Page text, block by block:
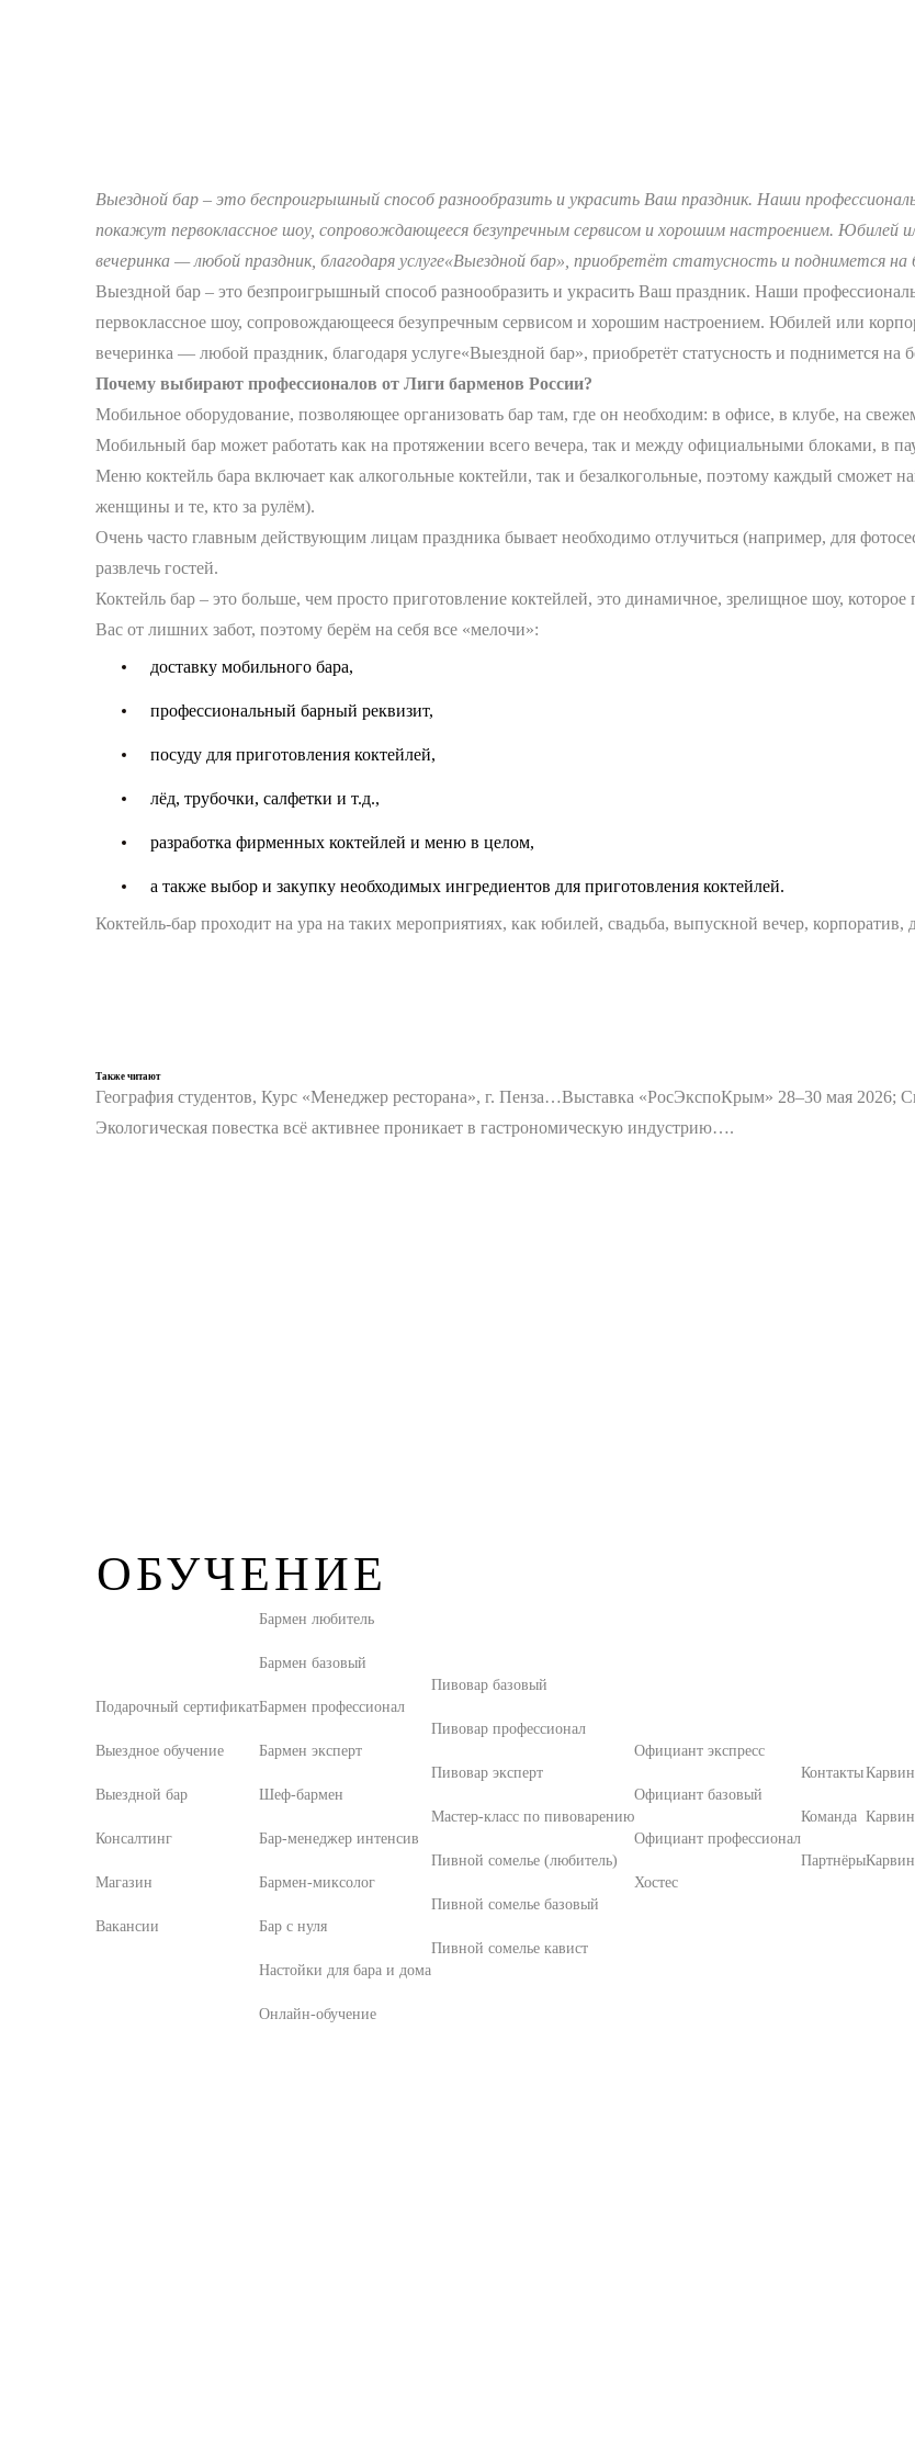
Выездной бар – это беспроигрышный способ разнообразить и украсить Ваш праздник. Наши
покажут первоклассное шоу, сопровождающееся безупречным сервисом и хорошим настроением. Юбилей
вечеринка — любой праздник, благодаря услуге«Выездной бар», приобретёт статусность и поднимется на
Выездной бар – это безпроигрышный способ разнообразить и украсить Ваш праздник. Наши
первоклассное шоу, сопровождающееся безупречным сервисом и хорошим настроением. Юбилей или
вечеринка — любой праздник, благодаря услуге«Выездной бар», приобретёт статусность и поднимется на
Почему выбирают профессионалов от Лиги барменов России?
Мобильное оборудование, позволяющее организовать бар там, где он необходим: в офисе, в клубе, на
Мобильный бар может работать как на протяжении всего вечера, так и между официальными блоками, в
Меню коктейль бара включает как алкогольные коктейли, так и безалкогольные, поэтому каждый сможет
женщины и те, кто за рулём).
Очень часто главным действующим лицам праздника бывает необходимо отлучиться (например, для
развлечь гостей.
Коктейль бар – это больше, чем просто приготовление коктейлей, это динамичное, зрелищное шоу,
Вас от лишних забот, поэтому берём на себя все «мелочи»:
доставку мобильного бара,
профессиональный барный реквизит,
посуду для приготовления коктейлей,
лёд, трубочки, салфетки и т.д.,
разработка фирменных коктейлей и меню в целом,
а также выбор и закупку необходимых ингредиентов для приготовления коктейлей.
Коктейль-бар проходит на ура на таких мероприятиях, как юбилей, свадьба, выпускной вечер,
Также читают
География студентов, Курс «Менеджер ресторана», г. Пенза…Выставка «РосЭкспоКрым» 28–30 мая 2026;
Экологическая повестка всё активнее проникает в гастрономическую индустрию….
ОБУЧЕНИЕ
Подарочный сертификат
Выездное обучение
Выездной бар
Консалтинг
Магазин
Вакансии
Бармен любитель
Бармен базовый
Бармен профессионал
Бармен эксперт
Шеф-бармен
Бар-менеджер интенсив
Бармен-миксолог
Бар с нуля
Настойки для бара и дома
Онлайн-обучение
Пивовар базовый
Пивовар профессионал
Пивовар эксперт
Мастер-класс по пивоварению
Пивной сомелье (любитель)
Пивной сомелье базовый
Пивной сомелье кавист
Официант экспресс
Официант базовый
Официант профессионал
Хостес
Контакты
Команда
Партнёры